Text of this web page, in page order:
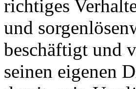
richtiges
und
beschäftigt und
seinen eigenen